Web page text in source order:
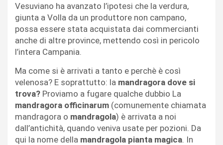
Vesuviano ha avanzato l’ipotesi che la verdura,
giunta a Volla da un produttore non campano,
possa essere stata acquistata dai commercianti
anche di altre province, mettendo così in pericolo
l’intera Campania.
Ma come si è arrivati a tanto e perchè è così
velenosa? E soprattutto: la mandragora dove si
trova? Proviamo a fugare qualche dubbio La
mandragora officinarum (comunemente chiamata
mandragora o mandragola) è arrivata a noi
dall’antichità, quando veniva usate per pozioni. Da
qui la nome della mandragola pianta magica. In